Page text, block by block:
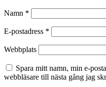
Namn *
E-postadress *
Webbplats
Spara mitt namn, min e-
webbläsare till nästa gång jag